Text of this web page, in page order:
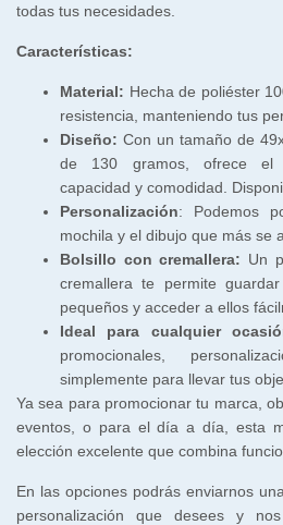
todas tus necesidades.
Características:
Material: Hecha de poliéster
resistencia, manteniendo tus
Diseño: Con un tamaño de
de 130 gramos, ofrece el
capacidad y comodidad.
Personalización: Podemos
mochila y el dibujo que más se
Bolsillo con cremallera: Un
cremallera te permite
pequeños y acceder a ellos
Ideal para cualquier
promocionales,
simplemente para llevar tus
Ya sea para promocionar tu marca,
eventos, o para el día a día, esta
elección excelente que combina
En las opciones podrás enviarnos
personalización que desees y